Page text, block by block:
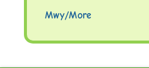
Mwy/More